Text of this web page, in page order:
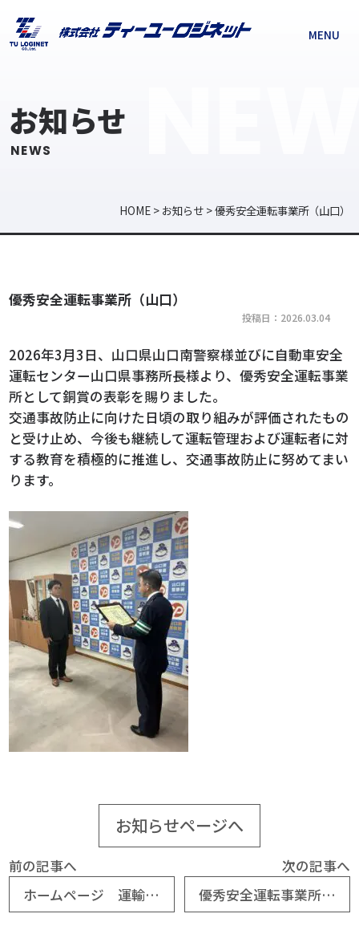
MENU
お知らせ
NEWS
HOME> お知らせ>優秀安全運転事業所（山口）
優秀安全運転事業所（山口）
投稿日：2026.03.04
2026年3月3日、山口県山口南警察様並びに自動車安全
運転センター山口県事務所長様より、優秀安全運転事業
所として銅賞の表彰を賜りました。
交通事故防止に向けた日頃の取り組みが評価されたもの
と受け止め、今後も継続して運転管理および運転者に対
する教育を積極的に推進し、交通事故防止に努めてまい
ります。
お知らせページへ
前の記事へ
ホームページ 運輸安全マネジメント更新
次の記事へ
優秀安全運転事業所（広島）